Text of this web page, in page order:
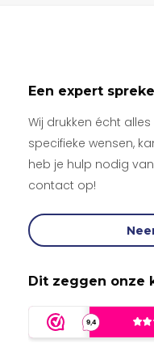
Een expert
Wij drukken écht
specifieke wensen,
heb je hulp nodig
contact op!
Dit zeggen onze